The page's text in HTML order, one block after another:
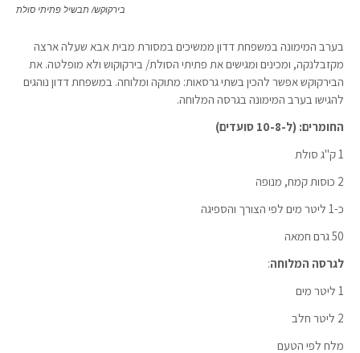
בירקוקש/ תבשיל פתיתי סולת
בערב המימונה במשפחת דדון ממשיכים במסורת מבית אבא שעלה ארצה
מקזבלנקה, ומכינים ומגישים את פתיתי הסולת/ בירקוקוש ולא מופלטה. את
הבירקוקש אפשר להכין בשתי גרסאות: מתוקה ומלוחה. במשפחת דדון נוהגים
להגישו בערב המימונה בגרסה המלוחה.
החומרים: (ל-10-8 סועדים)
1 ק"ג סולת
2 כוסות קמח, מנופה
כ-1 ליטר מים לפי הצורך והספיגה
50 גרם חמאה
לגרסה המלוחה:
1 ליטר מים
2 ליטר חלב
מלח לפי הטעם